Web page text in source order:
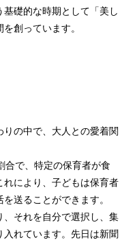
礎的な時期として「美し
創っています。
の中で、大人との愛着関
合で、特定の保育者が食
により、子どもは保育者
送ることができます。
それを自分で選択し、集
れています。先日は新聞